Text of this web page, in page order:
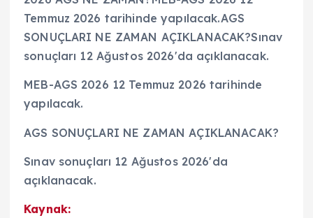
Temmuz 2026 tarihinde yapılacak.AGS
SONUÇLARI NE ZAMAN AÇIKLANACAK?Sınav
sonuçları 12 Ağustos 2026'da açıklanacak.
MEB-AGS 2026 12 Temmuz 2026 tarihinde
yapılacak.
AGS SONUÇLARI NE ZAMAN AÇIKLANACAK?
Sınav sonuçları 12 Ağustos 2026'da
açıklanacak.
Kaynak: